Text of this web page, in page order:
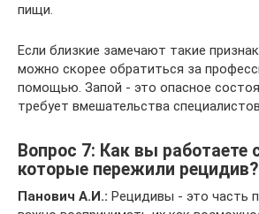
пищи.
Если близкие замечают такие
можно скорее обратиться за
помощью. Запой - это опасное
требует вмешательства
Вопрос 7: Как вы работаете
которые пережили рецидив?
Панович А.И.: Рецидивы - это часть